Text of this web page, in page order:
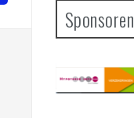
Sponsoren